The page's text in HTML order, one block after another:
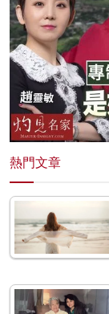
熱門文章